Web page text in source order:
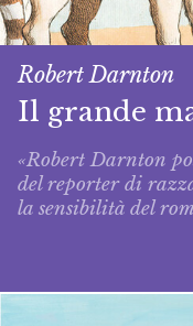
Robert Darnton
Il grande
«Robert Darnton
del reporter di
la sensibilità del